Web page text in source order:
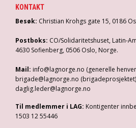
KONTAKT
Besøk: Christian Krohgs gate 15, 0186
Postboks: CO/Solidaritetshuset, Latin-
4630 Sofienberg, 0506 Oslo, Norge.
Mail: info@lagnorge.no (generelle
brigade@lagnorge.no
daglig.leder@lagnorge.no
Til medlemmer i LAG: Kontigenter
1503 12 55446